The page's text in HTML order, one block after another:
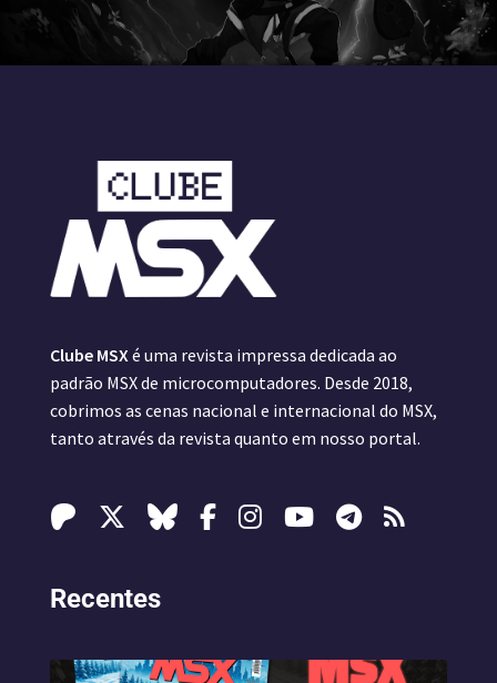
Clube MSXé uma revista impressa dedicada ao
padrão MSX de microcomputadores. Desde 2018,
cobrimos as cenas nacional e internacional do MSX,
tanto através da revista quanto em nosso portal.
Recentes